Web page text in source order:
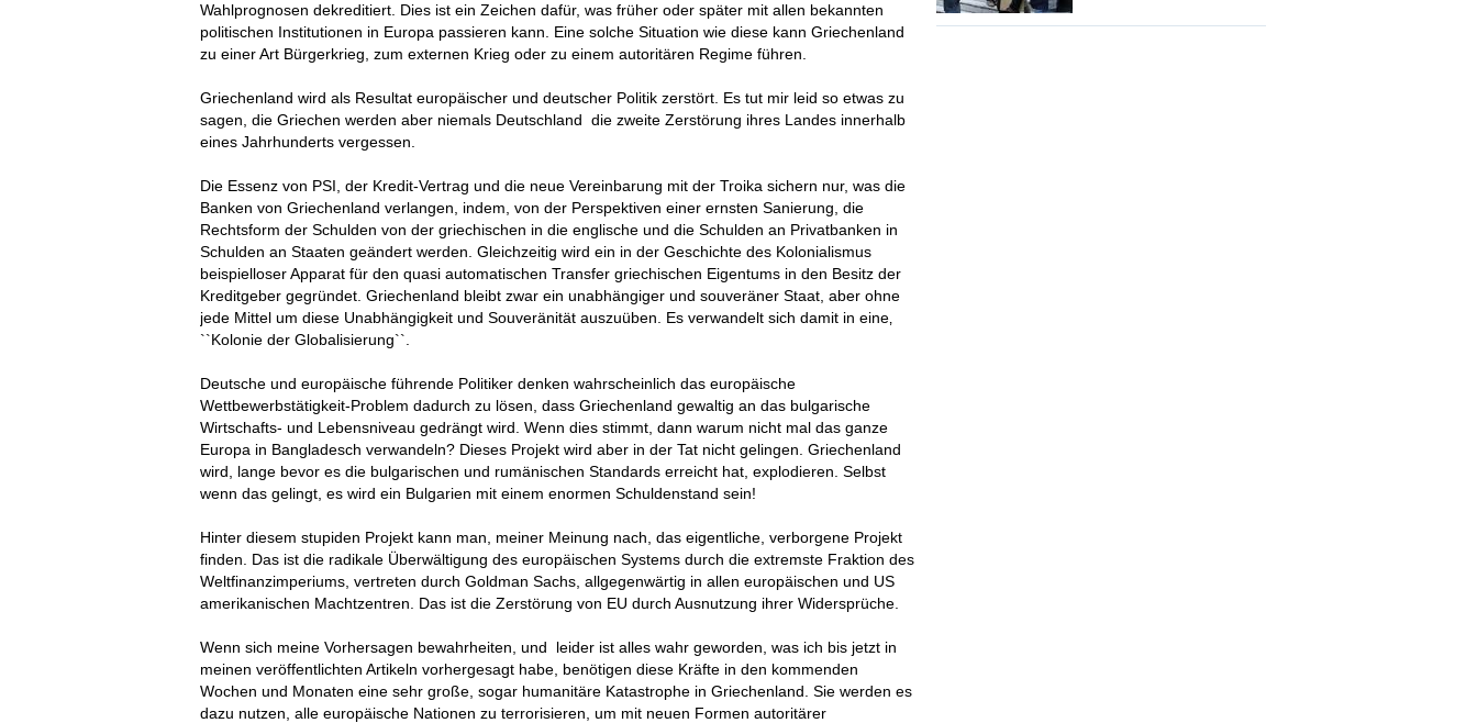
Wahlprognosen dekreditiert. Dies ist ein Zeichen dafür, was früher oder später mit allen bekannten
politischen Institutionen in Europa passieren kann. Eine solche Situation wie diese kann Griechenland
zu einer Art Bürgerkrieg, zum externen Krieg oder zu einem autoritären Regime führen.
Griechenland wird als Resultat europäischer und deutscher Politik zerstört. Es tut mir leid so etwas zu
sagen, die Griechen werden aber niemals Deutschland die zweite Zerstörung ihres Landes innerhalb
eines Jahrhunderts vergessen.
Die Essenz von PSI, der Kredit-Vertrag und die neue Vereinbarung mit der Troika sichern nur, was die
Banken von Griechenland verlangen, indem, von der Perspektiven einer ernsten Sanierung, die
Rechtsform der Schulden von der griechischen in die englische und die Schulden an Privatbanken in
Schulden an Staaten geändert werden. Gleichzeitig wird ein in der Geschichte des Kolonialismus
beispielloser Apparat für den quasi automatischen Transfer griechischen Eigentums in den Besitz der
Kreditgeber gegründet. Griechenland bleibt zwar ein unabhängiger und souveräner Staat, aber ohne
jede Mittel um diese Unabhängigkeit und Souveränität auszuüben. Es verwandelt sich damit in eine‚
``Kolonie der Globalisierung``.
Deutsche und europäische führende Politiker denken wahrscheinlich das europäische
Wettbewerbstätigkeit-Problem dadurch zu lösen, dass Griechenland gewaltig an das bulgarische
Wirtschafts- und Lebensniveau gedrängt wird. Wenn dies stimmt, dann warum nicht mal das ganze
Europa in Bangladesch verwandeln? Dieses Projekt wird aber in der Tat nicht gelingen. Griechenland
wird, lange bevor es die bulgarischen und rumänischen Standards erreicht hat, explodieren. Selbst
wenn das gelingt, es wird ein Bulgarien mit einem enormen Schuldenstand sein!
Hinter diesem stupiden Projekt kann man, meiner Meinung nach, das eigentliche, verborgene Projekt
finden. Das ist die radikale Überwältigung des europäischen Systems durch die extremste Fraktion des
Weltfinanzimperiums, vertreten durch Goldman Sachs, allgegenwärtig in allen europäischen und US
amerikanischen Machtzentren. Das ist die Zerstörung von EU durch Ausnutzung ihrer Widersprüche.
Wenn sich meine Vorhersagen bewahrheiten, und leider ist alles wahr geworden, was ich bis jetzt in
meinen veröffentlichten Artikeln vorhergesagt habe, benötigen diese Kräfte in den kommenden
Wochen und Monaten eine sehr große, sogar humanitäre Katastrophe in Griechenland. Sie werden es
dazu nutzen, alle europäische Nationen zu terrorisieren, um mit neuen Formen autoritärer